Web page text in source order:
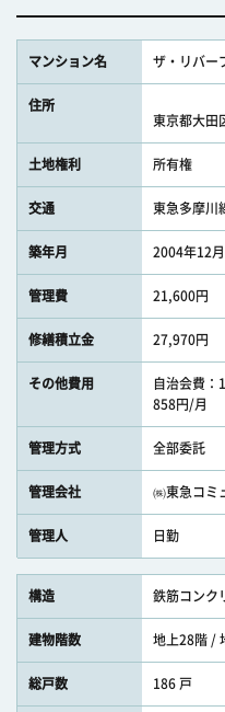
マンション名 ザ・リバー
住所
東京都大田
土地権利 所有権
交通 東急多摩川
築年月 2004年12月
管理費 21,600円
修繕積立金 27,970円
その他費用
自治会費：
858円/月
管理方式 全部委託
管理会社 ㈱東急コミ
管理人 日勤
構造 鉄筋コンク
建物階数 地上28階 /
総戸数 186 戸